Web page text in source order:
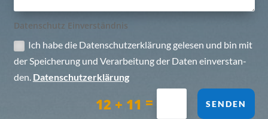
Daten­schutz Einverständnis
Ich habe die Daten­schutz­er­klä­rung gele­sen und bin mit
der Spei­che­rung und Ver­ar­bei­tung der Daten ein­ver­stan­
den. Daten­schutz­er­klä­rung
12 + 11 = SENDEN